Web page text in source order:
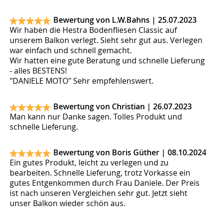
Bewertung von L.W.Bahns | 25.07.2023
Wir haben die Hestra Bodenfliesen Classic auf
unserem Balkon verlegt. Sieht sehr gut aus. Verlegen
war einfach und schnell gemacht.
Wir hatten eine gute Beratung und schnelle Lieferung
- alles BESTENS!
"DANIELE MOTO" Sehr empfehlenswert.
Bewertung von Christian | 26.07.2023
Man kann nur Danke sagen. Tolles Produkt und
schnelle Lieferung.
Bewertung von Boris Güther | 08.10.2024
Ein gutes Produkt, leicht zu verlegen und zu
bearbeiten. Schnelle Lieferung, trotz Vorkasse ein
gutes Entgenkommen durch Frau Daniele. Der Preis
ist nach unseren Vergleichen sehr gut. Jetzt sieht
unser Balkon wieder schön aus.